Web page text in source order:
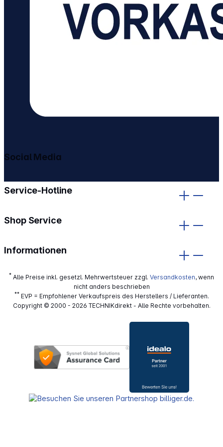
Service-Hotline
Shop Service
Informationen
Social Media
* Alle Preise inkl. gesetzl. Mehrwertsteuer zzgl. Versandkosten, wenn
nicht anders beschrieben
**EVP = Empfohlener Verkaufspreis des Herstellers / Lieferanten.
Copyright © 2000 - 2026 TECHNIKdirekt - Alle Rechte vorbehalten.